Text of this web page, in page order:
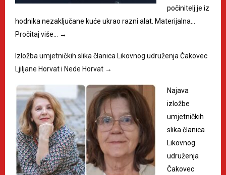
počinitelj je iz
hodnika nezaključane kuće ukrao razni alat. Materijalna…
Pročitaj više…
→
Izložba umjetničkih slika članica Likovnog udruženja Čakovec
Ljiljane Horvat i Nede Horvat →
Najava
izložbe
umjetničkih
slika članica
Likovnog
udruženja
Čakovec